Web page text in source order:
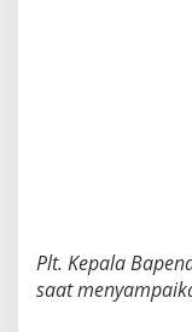
Plt. Kepala
saat